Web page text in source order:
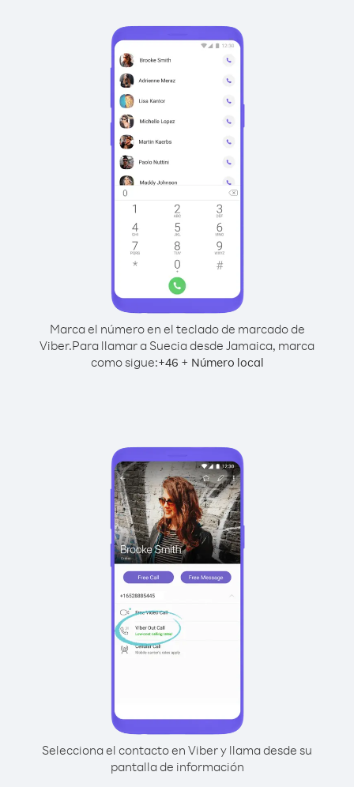
Marca el número en el teclado de marcado de
Viber.Para llamar a Suecia desde Jamaica, marca
como sigue:+46 + Número local
Selecciona el contacto en Viber y llama desde su
pantalla de información